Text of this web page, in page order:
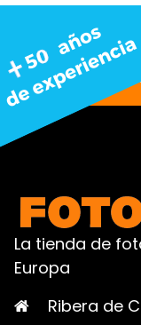
La tienda de
Europa
Ribera de